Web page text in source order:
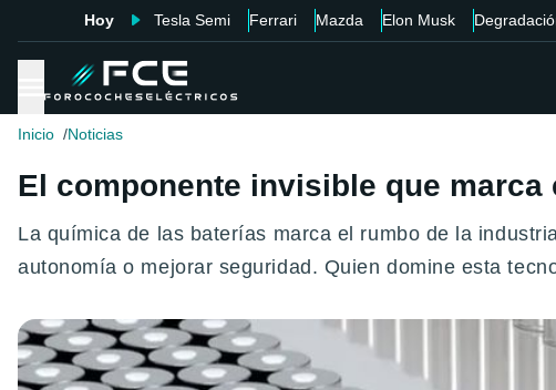
Hoy Tesla Semi Ferrari Mazda Elon Musk
Inicio Noticias
El componente invisible que
La química de las baterías marca el rumbo de la
autonomía o mejorar seguridad. Quien domine esta